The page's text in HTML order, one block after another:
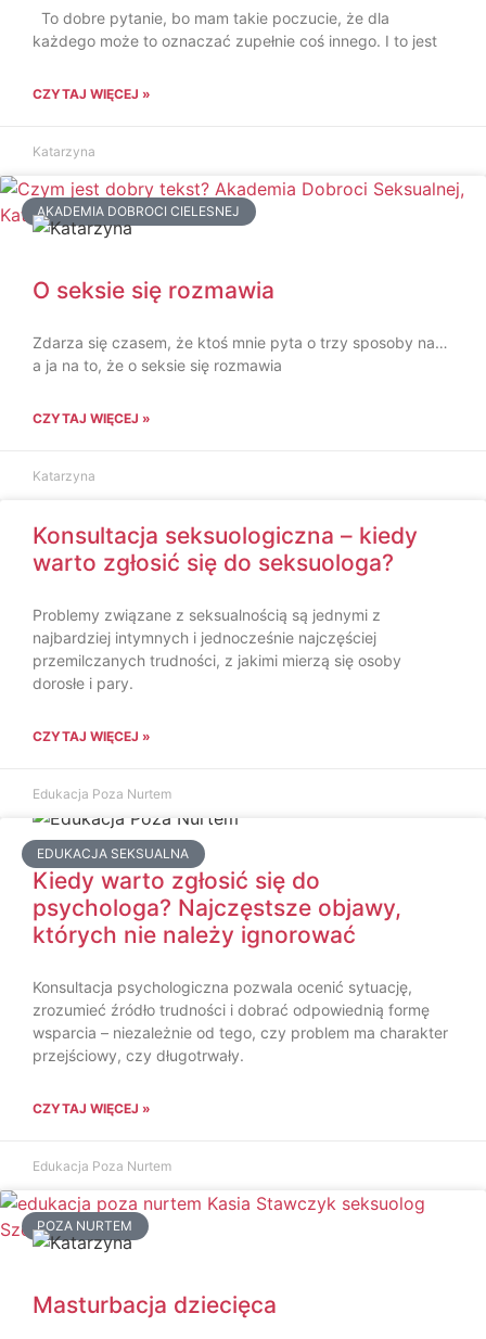
To dobre pytanie, bo mam takie poczucie, że dla
każdego może to oznaczać zupełnie coś innego. I to jest
CZYTAJ WIĘCEJ »
Katarzyna
AKADEMIA DOBROCI CIELESNEJ
O seksie się rozmawia
Zdarza się czasem, że ktoś mnie pyta o trzy sposoby na…
a ja na to, że o seksie się rozmawia
CZYTAJ WIĘCEJ »
Katarzyna
Konsultacja seksuologiczna – kiedy
warto zgłosić się do seksuologa?
Problemy związane z seksualnością są jednymi z
najbardziej intymnych i jednocześnie najczęściej
przemilczanych trudności, z jakimi mierzą się osoby
dorosłe i pary.
CZYTAJ WIĘCEJ »
Edukacja Poza Nurtem
EDUKACJA SEKSUALNA
Kiedy warto zgłosić się do
psychologa? Najczęstsze objawy,
których nie należy ignorować
Konsultacja psychologiczna pozwala ocenić sytuację,
zrozumieć źródło trudności i dobrać odpowiednią formę
wsparcia – niezależnie od tego, czy problem ma charakter
przejściowy, czy długotrwały.
CZYTAJ WIĘCEJ »
Edukacja Poza Nurtem
POZA NURTEM
Masturbacja dziecięca